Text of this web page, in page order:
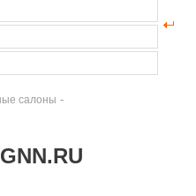
салоны -